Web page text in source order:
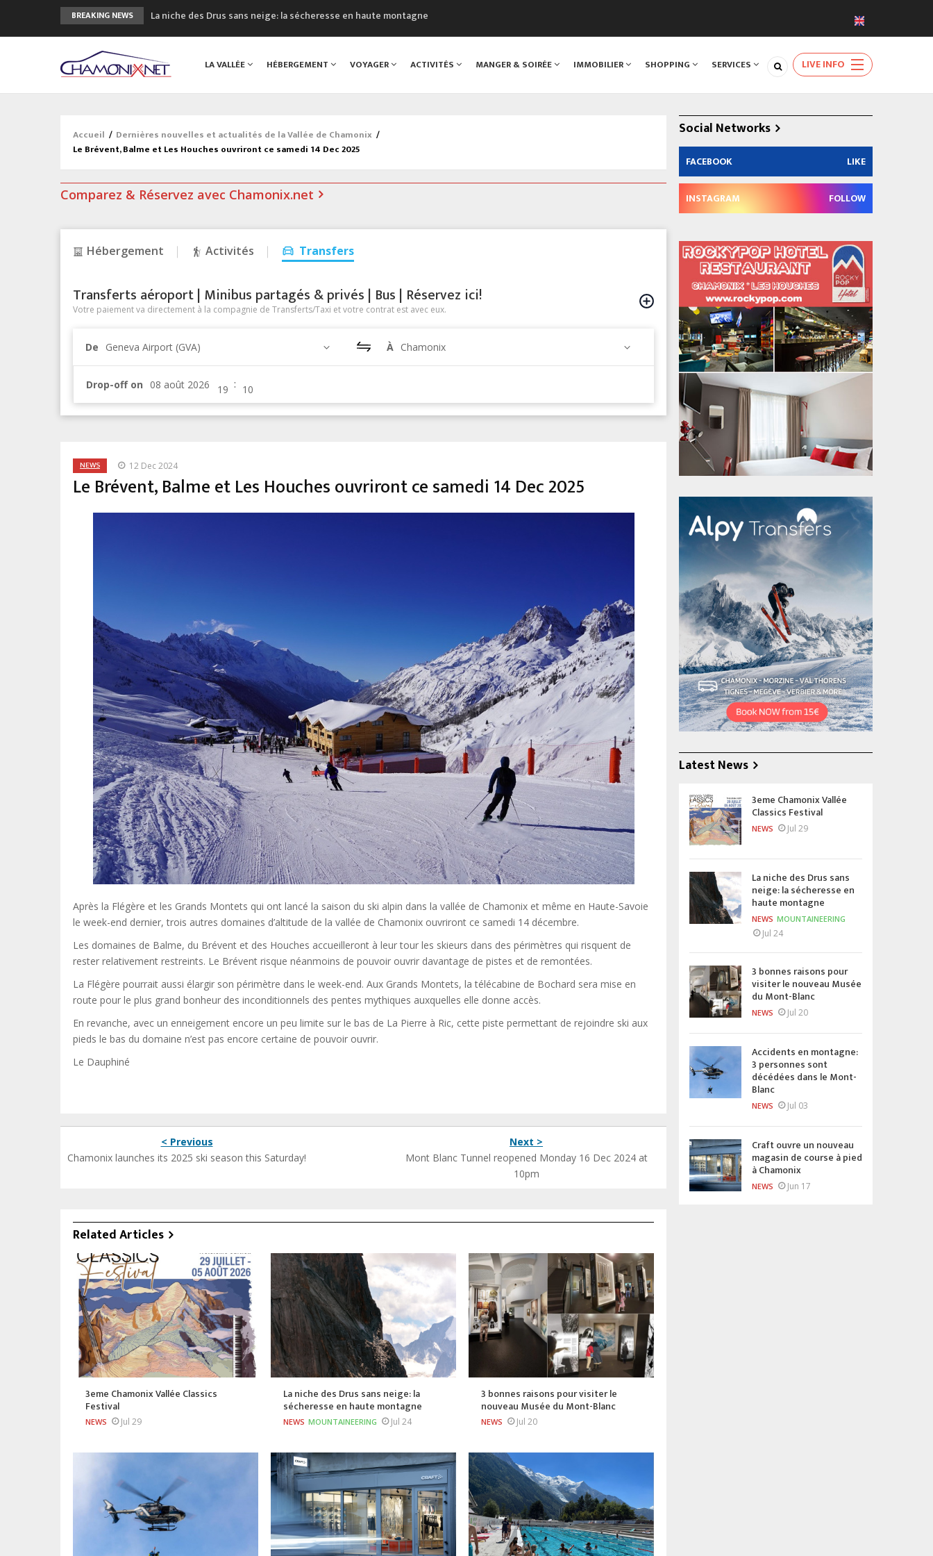
BREAKING NEWS
La niche des Drus sans neige: la sécheresse en haute montagne
Craft ouvre un nouveau magasin de course à pied à Chamonix
3eme Chamonix Vallée Classics Festival
LA VALLÉE HÉBERGEMENT VOYAGER ACTIVITÉS MANGER & SOIRÉE IMMOBILIER SHOPPING SERVICES LIVE INFO
Accueil / Dernières nouvelles et actualités de la Vallée de Chamonix /
Le Brévent, Balme et Les Houches ouvriront ce samedi 14 Dec 2025
Comparez & Réservez avec Chamonix.net
Hébergement Activités Transfers
Transferts aéroport | Minibus partagés & privés | Bus | Réservez ici!
Votre paiement va directement à la compagnie de Transferts/Taxi et votre contrat est avec eux.
De Geneva Airport (GVA) À Chamonix
Drop-off on :
NEWS 12 Dec 2024
Le Brévent, Balme et Les Houches ouvriront ce samedi 14 Dec 2025
Après la Flégère et les Grands Montets qui ont lancé la saison du ski alpin dans la vallée de Chamonix et même en Haute-Savoie
le week-end dernier, trois autres domaines d’altitude de la vallée de Chamonix ouvriront ce samedi 14 décembre.
Les domaines de Balme, du Brévent et des Houches accueilleront à leur tour les skieurs dans des périmètres qui risquent de
rester relativement restreints. Le Brévent risque néanmoins de pouvoir ouvrir davantage de pistes et de remontées.
La Flégère pourrait aussi élargir son périmètre dans le week-end. Aux Grands Montets, la télécabine de Bochard sera mise en
route pour le plus grand bonheur des inconditionnels des pentes mythiques auxquelles elle donne accès.
En revanche, avec un enneigement encore un peu limite sur le bas de La Pierre à Ric, cette piste permettant de rejoindre ski aux
pieds le bas du domaine n’est pas encore certaine de pouvoir ouvrir.
Le Dauphiné
< Previous
Chamonix launches its 2025 ski season this Saturday!
Next >
Mont Blanc Tunnel reopened Monday 16 Dec 2024 at
10pm
Related Articles
3eme Chamonix Vallée Classics
Festival
NEWS Jul 29
La niche des Drus sans neige: la
sécheresse en haute montagne
NEWS MOUNTAINEERING Jul 24
3 bonnes raisons pour visiter le
nouveau Musée du Mont-Blanc
NEWS Jul 20
Social Networks
FACEBOOK LIKE
INSTAGRAM FOLLOW
Latest News
3eme Chamonix Vallée
Classics Festival
NEWS Jul 29
La niche des Drus sans
neige: la sécheresse en
haute montagne
NEWS MOUNTAINEERING
Jul 24
3 bonnes raisons pour
visiter le nouveau Musée
du Mont-Blanc
NEWS Jul 20
Accidents en montagne:
3 personnes sont
décédées dans le Mont-
Blanc
NEWS Jul 03
Craft ouvre un nouveau
magasin de course à pied
à Chamonix
NEWS Jun 17